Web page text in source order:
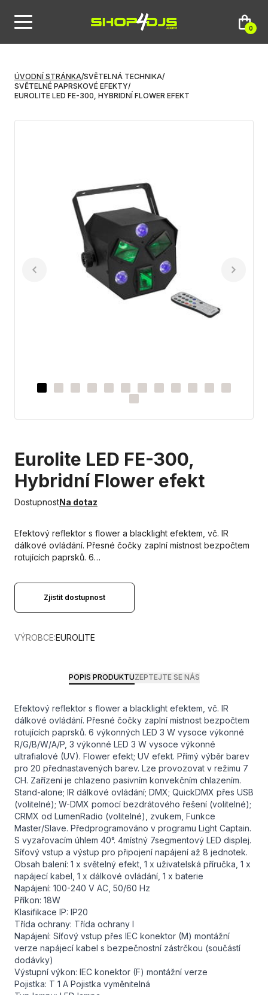
0
ÚVODNÍ STRÁNKA/SVĚTELNÁ TECHNIKA/
SVĚTELNÉ PAPRSKOVÉ EFEKTY/
EUROLITE LED FE-300, HYBRIDNÍ FLOWER EFEKT
Eurolite LED FE-300,
Hybridní Flower efekt
DostupnostNa dotaz
Efektový reflektor s flower a blacklight efektem, vč. IR
dálkové ovládání. Přesné čočky zaplní místnost bezpočtem
rotujících paprsků. 6…
Zjistit dostupnost
VÝROBCE:EUROLITE
POPIS PRODUKTUZEPTEJTE SE NÁS
Efektový reflektor s flower a blacklight efektem, vč. IR
dálkové ovládání. Přesné čočky zaplní místnost bezpočtem
rotujících paprsků. 6 výkonných LED 3 W vysoce výkonné
R/G/B/W/A/P, 3 výkonné LED 3 W vysoce výkonné
ultrafialové (UV). Flower efekt; UV efekt. Přímý výběr barev
pro 20 přednastavených barev. Lze provozovat v režimu 7
CH. Zařízení je chlazeno pasivním konvekčním chlazením.
Stand-alone; IR dálkové ovládání; DMX; QuickDMX přes USB
(volitelné); W-DMX pomocí bezdrátového řešení (volitelné);
CRMX od LumenRadio (volitelné), zvukem, Funkce
Master/Slave. Předprogramováno v programu Light Captain.
S vyzařovacím úhlem 40°. 4místný 7segmentový LED displej.
Síťový vstup a výstup pro připojení napájení až 8 jednotek.
Obsah balení: 1 x světelný efekt, 1 x uživatelská příručka, 1 x
napájecí kabel, 1 x dálkové ovládání, 1 x baterie
Napájení: 100-240 V AC, 50/60 Hz
Příkon: 18W
Klasifikace IP: IP20
Třída ochrany: Třída ochrany I
Napájení: Síťový vstup přes IEC konektor (M) montážní
verze napájecí kabel s bezpečnostní zástrčkou (součástí
dodávky)
Výstupní výkon: IEC konektor (F) montážní verze
Pojistka: T 1 A Pojistka vyměnitelná